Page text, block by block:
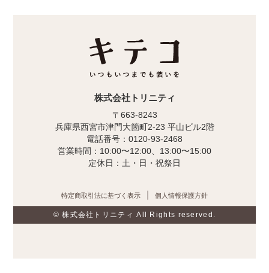
株式会社トリニティ
〒663-8243
兵庫県西宮市津門大箇町2-23 平山ビル2階
電話番号：0120-93-2468
営業時間：10:00〜12:00、13:00〜15:00
定休日：土・日・祝祭日
特定商取引法に基づく表示 個人情報保護方針
© 株式会社トリニティ All Rights reserved.